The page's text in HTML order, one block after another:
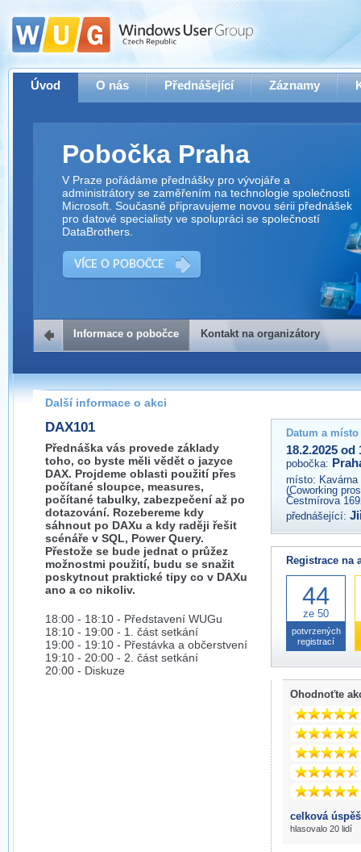
Úvod O nás Přednášející Záznamy
Pobočka Praha
V Praze pořádáme přednášky pro vývojáře a
administrátory se zaměřením na technologie společnosti
Microsoft. Současně připravujeme novou sérii přednášek
pro datové specialisty ve spolupráci se společností
DataBrothers.
VÍCE O POBOČCE
Kontakt na organizátory
Pokud máte jakýkoliv dotaz na organizátory této akce,
prosím neváhejte nás kontaktovat na e-mailu:
praha@wug.cz
Informace o pobočce Kontakt na organizátory
Další informace o akci
DAX101
Přednáška vás provede základy
toho, co byste měli vědět o jazyce
DAX. Projdeme oblasti použití přes
počítané sloupce, measures,
počítané tabulky, zabezpečení až po
dotazování. Rozebereme kdy
sáhnout po DAXu a kdy raději řešit
scénáře v SQL, Power Query.
Přestože se bude jednat o průžez
možnostmi použití, budu se snažit
poskytnout praktické tipy co v DAXu
ano a co nikoliv.
18:00 - 18:10 - Představení WUGu
18:10 - 19:00 - 1. část setkání
19:00 - 19:10 - Přestávka a občerstvení
19:10 - 20:00 - 2. část setkání
20:00 - Diskuze
Datum a
18.2.2025 od
pobočka:
místo:
(Coworking
Čestmírova
přednášející:
Registrace na
44
ze 50
potvrzených
registrací
Ohodnoťte
celková
hlasovalo 20 lidí